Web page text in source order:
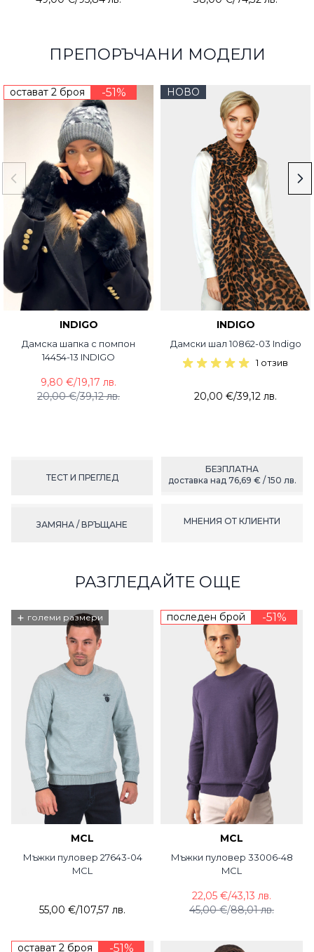
ПРЕПОРЪЧАНИ МОДЕЛИ
остават 2 броя -51%
INDIGO
Дамска шапка с помпон
14454-13 INDIGO
20,00 €/39,12 лв.
9,80 €/19,17 лв.
НОВО
INDIGO
Дамски шал 10862-03 Indigo
1 отзив
20,00 €/39,12 лв.
ТЕСТ И ПРЕГЛЕД
БЕЗПЛАТНА
доставка над 76,69 € / 150 лв.
ЗАМЯНА / ВРЪЩАНЕ МНЕНИЯ ОТ КЛИЕНТИ
РАЗГЛЕДАЙТЕ ОЩЕ
+ големи размери
MCL
Мъжки пуловер 27643-04
MCL
55,00 €/107,57 лв.
последен брой -51%
MCL
Мъжки пуловер 33006-48
MCL
45,00 €/88,01 лв.
22,05 €/43,13 лв.
остават 2 броя -51%